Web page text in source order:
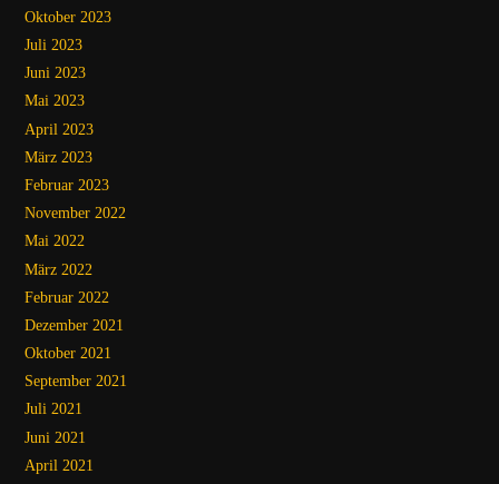
Oktober 2023
Juli 2023
Juni 2023
Mai 2023
April 2023
März 2023
Februar 2023
November 2022
Mai 2022
März 2022
Februar 2022
Dezember 2021
Oktober 2021
September 2021
Juli 2021
Juni 2021
April 2021